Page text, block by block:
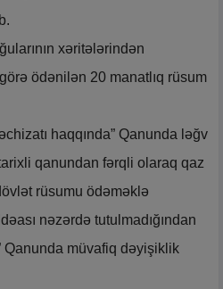
xəritələrindən
ödənilən 20 manatlıq rüsum
haqqında” Qanunda ləğv
qanundan fərqli olaraq qaz
rüsumu ödəməklə
nəzərdə tutulmadığından
Qanunda müvafiq dəyişiklik